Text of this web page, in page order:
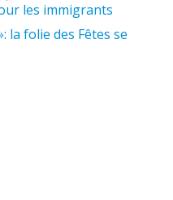
les immigrants
la folie des Fêtes se